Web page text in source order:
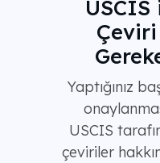
Yaptığınız
USCIS
çeviriler